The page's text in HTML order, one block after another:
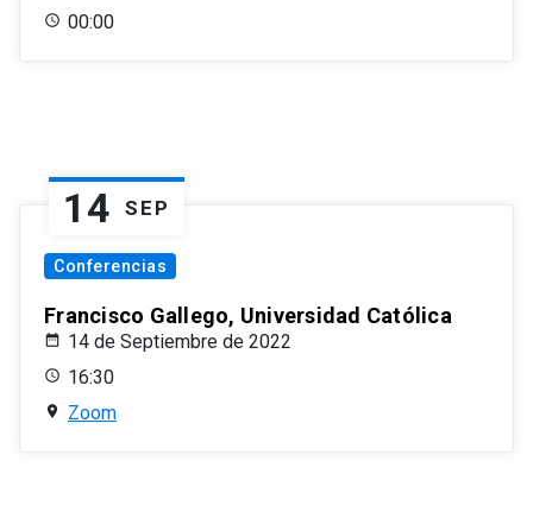
00:00
14 SEP
Conferencias
Francisco Gallego, Universidad Católica
14 de Septiembre de 2022
16:30
Zoom